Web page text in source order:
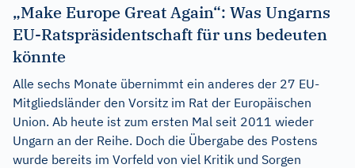
„Make Europe Great Again“: Was Ungarns
EU-Ratspräsidentschaft für uns bedeuten
könnte
Alle sechs Monate übernimmt ein anderes der 27 EU-
Mitgliedsländer den Vorsitz im Rat der Europäischen
Union. Ab heute ist zum ersten Mal seit 2011 wieder
Ungarn an der Reihe. Doch die Übergabe des Postens
wurde bereits im Vorfeld von viel Kritik und Sorgen